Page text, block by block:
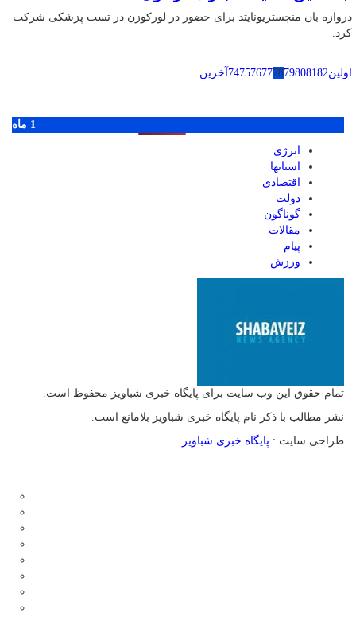
دروازه بان منچستریونایتد برای حضور در لورکوزن در تست پزشکی شرکت
کرد.
اولین 747576777879808182 آخرین
1 ماه
انرژی
استانها
اقتصادی
دولت
گوناگون
مقالات
پیام
ورزش
تمام حقوق این وب سایت برای پایگاه خبری شباویز محفوظ است.
نشر مطالب با ذکر نام پایگاه خبری شباویز بلامانع است.
طراحی سایت : پایگاه خبری شباویز